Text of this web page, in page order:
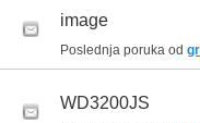
image
Poslednja poruka od
WD3200JS